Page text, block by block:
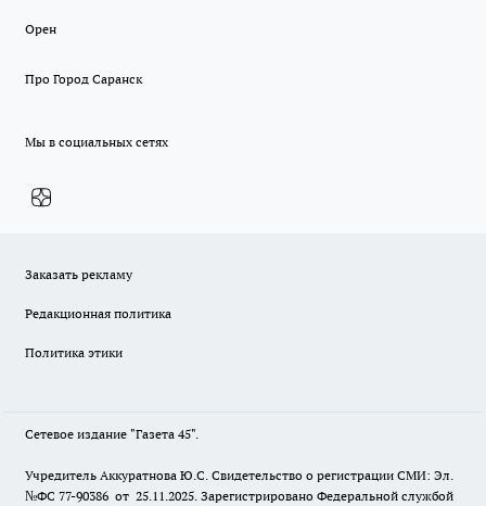
Орен
Про Город Саранск
Мы в социальных сетях
Заказать рекламу
Редакционная политика
Политика этики
Сетевое издание "Газета 45".
Учредитель Аккуратнова Ю.С. Свидетельство о регистрации СМИ: Эл.
№ФС 77-90386 от 25.11.2025. Зарегистрировано Федеральной службой